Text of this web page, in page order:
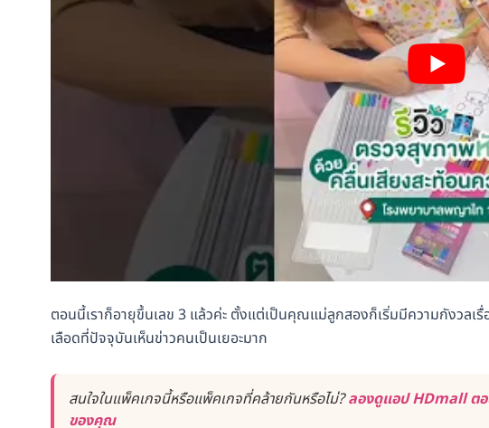
ตอนนี้เราก็อายุขึ้นเลข 3 แล้วค่ะ ตั้งแต่เป็นคุณแม่ลูกสองก็เริ่มมีความกังวลเรื่
เลือดที่ปัจจุบันเห็นข่าวคนเป็นเยอะมาก
สนใจในแพ็คเกจนี้หรือแพ็คเกจที่คล้ายกันหรือไม่?ลองดูแอป HDmall ตอ
ของคุณ